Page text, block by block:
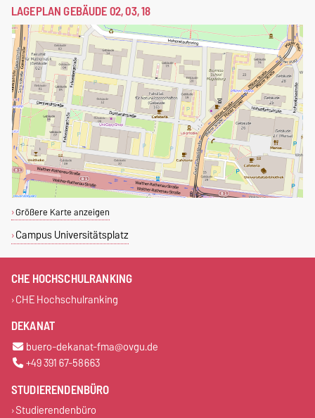
LAGEPLAN GEBÄUDE 02, 03, 18
Größere Karte anzeigen
Campus Universitätsplatz
CHE HOCHSCHULRANKING
CHE Hochschulranking
DEKANAT
buero-dekanat-fma@ovgu.de
+49 391 67-58663
STUDIERENDENBÜRO
Studierendenbüro